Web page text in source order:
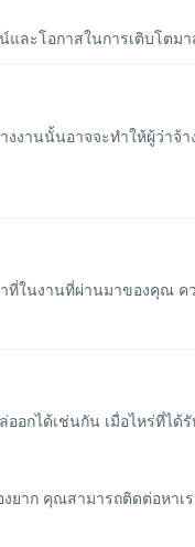
ะโอกาสในการเติบโตมา
งานนั้นอาจจะทำให้ผู้ว่าจ้
ที่ในงานที่ผ่านมาของคุณ ค
กได้เช่นกัน เมื่อไหร่ที่ได้
ยาก คุณสามารถติดต่อหาเ